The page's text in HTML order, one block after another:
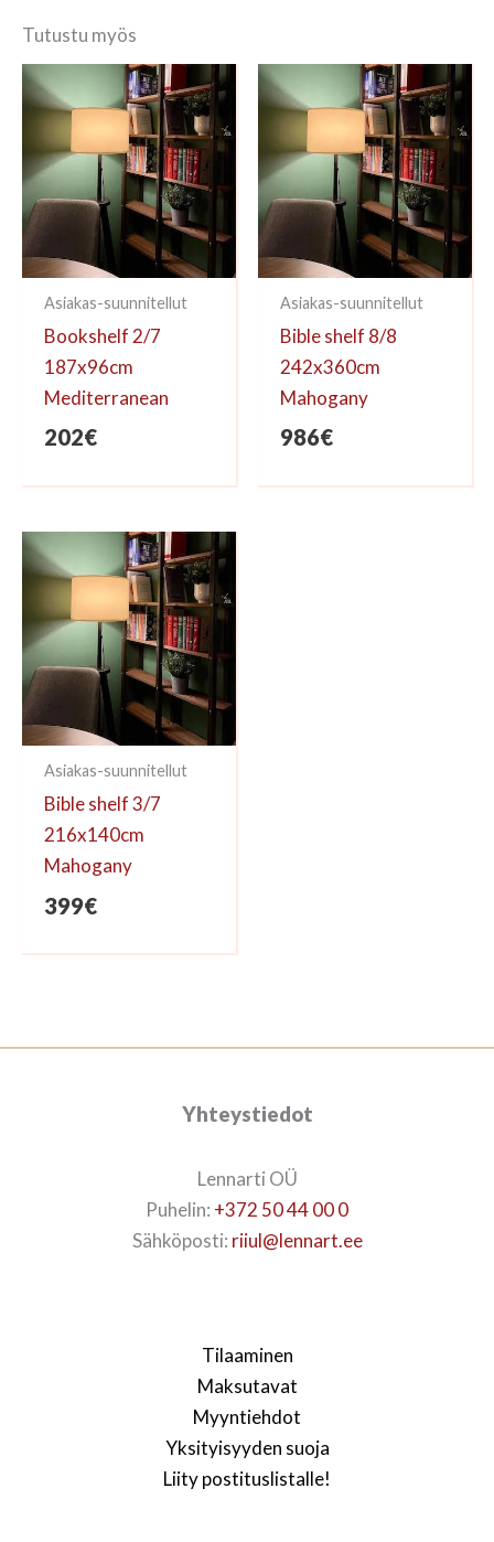
Sinun on
kirjoittaa arvioinnin.
Tutustu myös
Asiakas-suunnitellut
Bookshelf 2/7
187x96cm
Mediterranean
202€
Asiakas-suunnitellut
Bible shelf 8/8
242x360cm
Mahogany
986€
Asiakas-suunnitellut
Bible shelf 3/7
216x140cm
Mahogany
399€
Yhteystiedot
Lennarti OÜ
Puhelin: +372 50 44 00 0
Sähköposti: riiul@lennart.ee
Tilaaminen
Maksutavat
Myyntiehdot
Yksityisyyden suoja
Liity postituslistalle!